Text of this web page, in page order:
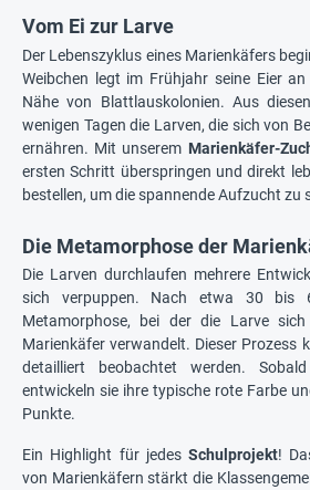
Vom Ei zur Larve
Der Lebenszyklus eines Marienkäfers
Weibchen legt im Frühjahr seine Eier
Nähe von Blattlauskolonien. Aus diesen
wenigen Tagen die Larven, die sich von
ernähren. Mit unserem Marienkäfer-
ersten Schritt überspringen und direkt
bestellen, um die spannende Aufzucht zu
Die Metamorphose der
Die Larven durchlaufen mehrere
sich verpuppen. Nach etwa 30 bis
Metamorphose, bei der die Larve
Marienkäfer verwandelt. Dieser Prozess
detailliert beobachtet werden.
entwickeln sie ihre typische rote Farbe
Punkte.
Ein Highlight für jedesSchulprojekt!
von Marienkäfern stärkt die